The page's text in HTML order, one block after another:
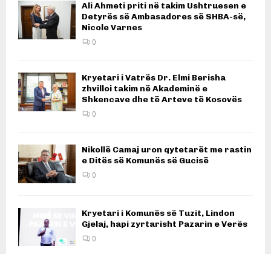
Ali Ahmeti priti në takim Ushtruesen e
Detyrës së Ambasadores së SHBA-së,
Nicole Varnes
0
Kryetari i Vatrës Dr. Elmi Berisha
zhvilloi takim në Akademinë e
Shkencave dhe të Arteve të Kosovës
0
Nikollë Camaj uron qytetarët me rastin
e Ditës së Komunës së Gucisë
0
Kryetari i Komunës së Tuzit, Lindon
Gjelaj, hapi zyrtarisht Pazarin e Verës
0